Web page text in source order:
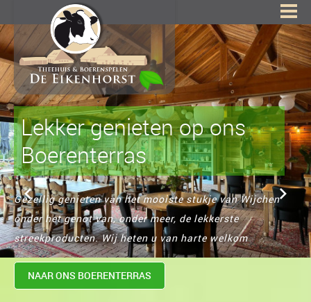
Lekker genieten op ons
Boerenterras
Gezellig genieten van het mooiste stukje van Wijchen
onder het genot van, onder meer, de lekkerste
streekproducten. Wij heten u van harte welkom
NAAR ONS BOERENTERRAS